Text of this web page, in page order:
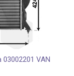
03002201 VAN